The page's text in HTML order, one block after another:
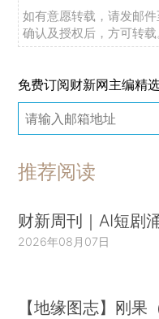
如有意愿转载，请发邮件
确认及授权后，方可转载
免费订阅财新网主编精
推荐阅读
财新周刊｜AI短剧
2026年08月07日
【地缘图志】刚果